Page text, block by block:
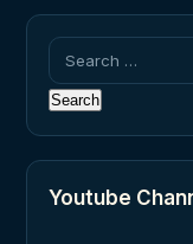
Search
for:
Youtube